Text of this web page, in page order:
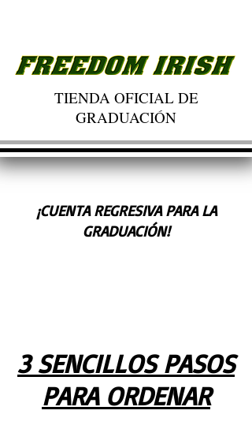
TIENDA OFICIAL DE
GRADUACIÓN
¡CUENTA REGRESIVA PARA LA
GRADUACIÓN!
3 SENCILLOS PASOS
PARA ORDENAR